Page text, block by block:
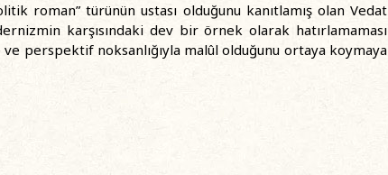
roman” türünün ustası olduğunu kanıtlamış olan Vedat
karşısındaki dev bir örnek olarak hatırlamaması
ve perspektif noksanlığıyla malûl olduğunu ortaya koymaya